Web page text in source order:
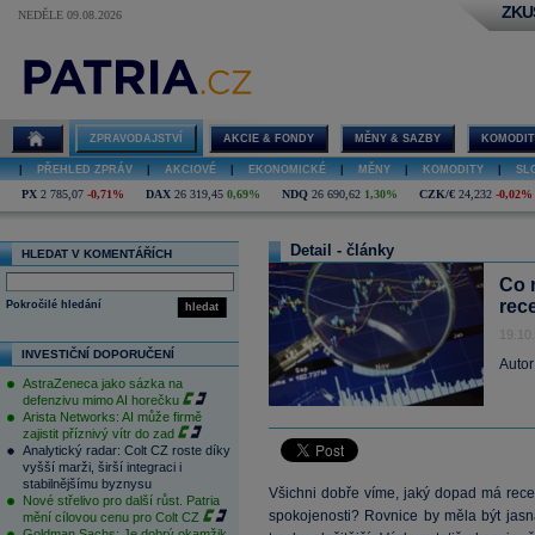
NEDĚLE 09.08.2026
ZPRAVODAJSTVÍ AKCIE & FONDY MĚNY & SAZBY
PŘEHLED ZPRÁV AKCIOVÉ EKONOMICKÉ MĚNY KOMODITY
PX 2 785,07 -0,71% DAX 26 319,45 0,69% NDQ 26 690,62 1,30% CZK/€ 24,232 -0,02%
HLEDAT V KOMENTÁŘÍCH
hledat
Pokročilé hledání
INVESTIČNÍ DOPORUČENÍ
AstraZeneca jako sázka na
defenzivu mimo AI horečku
Arista Networks: AI může firmě
zajistit příznivý vítr do zad
Analytický radar: Colt CZ roste díky
vyšší marži, širší integraci i
stabilnějšímu byznysu
Nové střelivo pro další růst. Patria
mění cílovou cenu pro Colt CZ
Detail - články
Co
Všichni dobře víme, jaký dopad má
spokojenosti? Rovnice by měla být